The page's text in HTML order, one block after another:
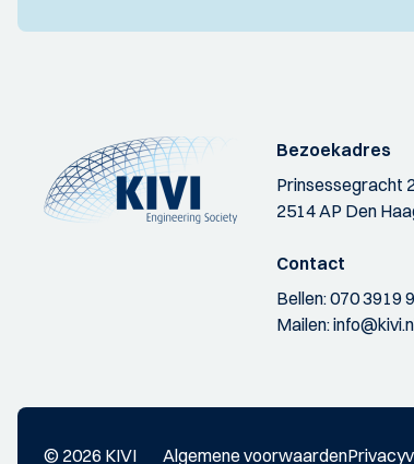
Bezoekadres
Prinsessegracht
2514 AP Den
Contact
Bellen:070 3919
Mailen:
© 2026 KIVI Algemene voorwaarden